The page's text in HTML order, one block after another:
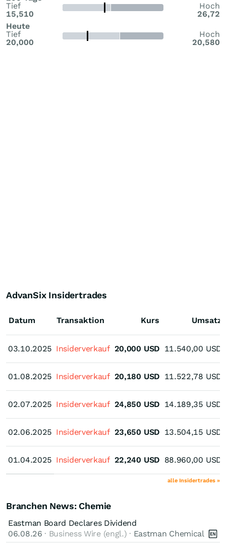
Tief
15,510
Hoch
26,72
Heute
Tief
20,000
Hoch
20,580
AdvanSix Insidertrades
Datum
03.10.2025
01.08.2025
02.07.2025
02.06.2025
01.04.2025
Transaktion Kurs Umsatz
03.10.2025 Insiderverkauf 20,000 USD 11.540,00 USD
01.08.2025 Insiderverkauf 20,180 USD 11.522,78 USD
02.07.2025 Insiderverkauf 24,850 USD 14.189,35 USD
02.06.2025 Insiderverkauf 23,650 USD 13.504,15 USD
01.04.2025 Insiderverkauf 22,240 USD 88.960,00 USD
alle Insidertrades »
Branchen News: Chemie
Eastman Board Declares Dividend
06.08.26 · Business Wire (engl.) · Eastman Chemical